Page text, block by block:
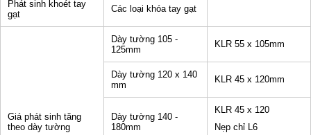
Phát sinh khoét tay
gạt
Các loại khóa tay gạt
Giá phát sinh tăng
theo dày tường
Dày tường 105 -
125mm
KLR 55 x 105mm
Dày tường 120 x 140
mm
KLR 45 x 120mm
Dày tường 140 -
180mm
KLR 45 x 120
Nẹp chỉ L6